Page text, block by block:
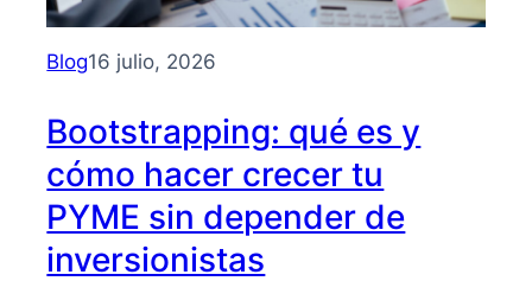
Blog16 julio, 2026
Bootstrapping: qué es y
cómo hacer crecer tu
PYME sin depender de
inversionistas